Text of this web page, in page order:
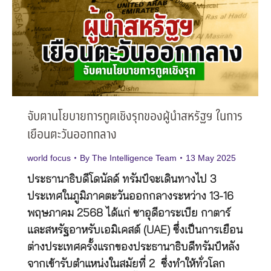
จับตานโยบายการทูตเชิงรุกของผู้นำสหรัฐฯ ในการ
เยือนตะวันออกกลาง
world focus By The Intelligence Team 13 May 2025
ประธานาธิบดีโดนัลด์ ทรัมป์จะเดินทางไป 3
ประเทศในภูมิภาคตะวันออกกลางระหว่าง 13-16
พฤษภาคม 2568 ได้แก่ ซาอุดีอาระเบีย กาตาร์
และสหรัฐอาหรับเอมิเคสต์ (UAE) ซึ่งเป็นการเยือน
ต่างประเทศครั้งแรกของประธานาธิบดีทรัมป์หลัง
จากเข้ารับตำแหน่งในสมัยที่ 2 ซึ่งทำให้ทั่วโลก